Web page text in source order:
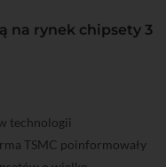
na rynek chipsety 3
technologii
TSMC poinformowały